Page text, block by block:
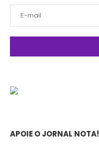
APOIE O JORNAL NOTA!